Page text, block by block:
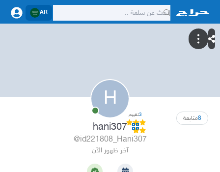
AR
H
8متابعة 3تقييم
hani307
@id221808_Hani307
آخر ظهور الآن